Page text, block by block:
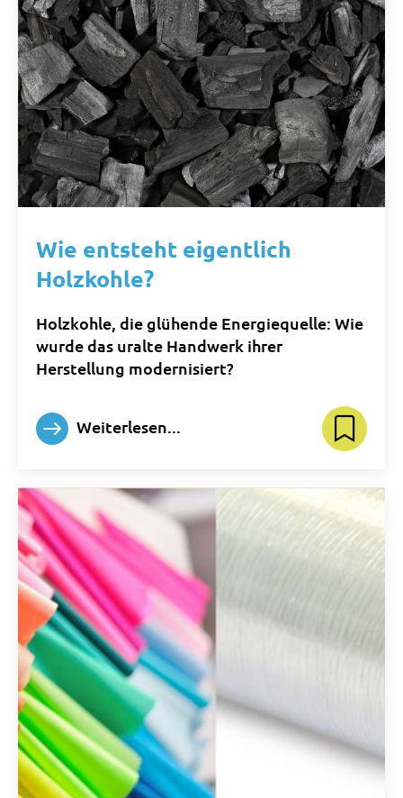
Wie entsteht eigentlich
Holzkohle?
Holzkohle, die glühende Energiequelle: Wie
wurde das uralte Handwerk ihrer
Herstellung modernisiert?
Weiterlesen...